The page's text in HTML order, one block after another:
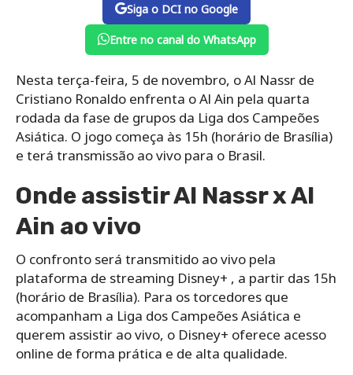
Siga o DCI no Google
Entre no canal do WhatsApp
Nesta terça-feira, 5 de novembro, o Al Nassr de
Cristiano Ronaldo enfrenta o Al Ain pela quarta
rodada da fase de grupos da Liga dos Campeões
Asiática. O jogo começa às 15h (horário de Brasília)
e terá transmissão ao vivo para o Brasil.
Onde assistir Al Nassr x Al
Ain ao vivo
O confronto será transmitido ao vivo pela
plataforma de streaming Disney+ , a partir das 15h
(horário de Brasília). Para os torcedores que
acompanham a Liga dos Campeões Asiática e
querem assistir ao vivo, o Disney+ oferece acesso
online de forma prática e de alta qualidade.